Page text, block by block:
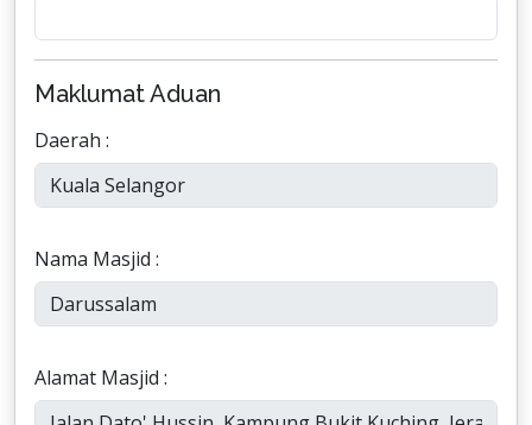
Maklumat Aduan
Daerah :
Nama Masjid :
Alamat Masjid :